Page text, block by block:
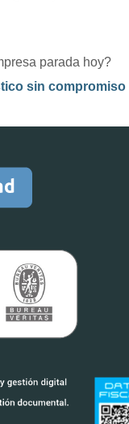
parada hoy?
sin compromiso